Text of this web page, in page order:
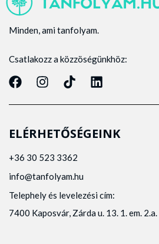
Minden, ami tanfolyam.
Csatlakozz a közzöségünkhöz:
ELÉRHETŐSÉGEINK
+36 30 523 3362
info@tanfolyam.hu
Telephely és levelezési cím:
7400 Kaposvár, Zárda u. 13. 1. em. 2.a.